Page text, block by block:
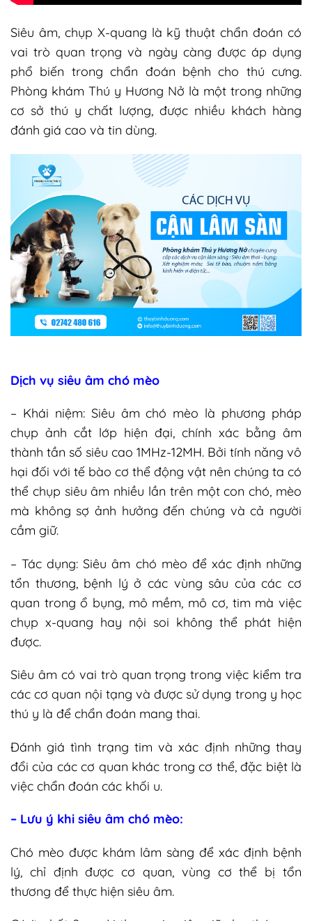
Siêu âm, chụp X-quang là kỹ thuật chẩn đoán có
vai trò quan trọng và ngày càng được áp dụng
phổ biến trong chẩn đoán bệnh cho thú cưng.
Phòng khám Thú y Hương Nở là một trong những
cơ sở thú y chất lượng, được nhiều khách hàng
đánh giá cao và tin dùng.
Dịch vụ siêu âm chó mèo
– Khái niệm: Siêu âm chó mèo là phương pháp
chụp ảnh cắt lớp hiện đại, chính xác bằng âm
thành tần số siêu cao 1MHz-12MH. Bởi tính năng vô
hại đối với tế bào cơ thể động vật nên chúng ta có
thể chụp siêu âm nhiều lần trên một con chó, mèo
mà không sợ ảnh hưởng đến chúng và cả người
cầm giữ.
– Tác dụng:Siêu âm chó mèo để xác định những
tổn thương, bệnh lý ở các vùng sâu của các cơ
quan trong ổ bụng, mô mềm, mô cơ, tim mà việc
chụp x-quang hay nội soi không thể phát hiện
được.
Siêu âm có vai trò quan trọng trong việc kiểm tra
các cơ quan nội tạng và được sử dụng trong y học
thú y là để chẩn đoán mang thai.
Đánh giá tình trạng tim và xác định những thay
đổi của các cơ quan khác trong cơ thể, đặc biệt là
việc chẩn đoán các khối u.
– Lưu ý khi siêu âm chó mèo:
Chó mèo được khám lâm sàng để xác định bệnh
lý, chỉ định được cơ quan, vùng cơ thể bị tổn
thương để thực hiện siêu âm.